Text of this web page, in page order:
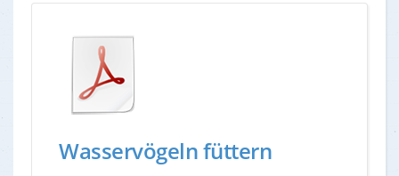
Wasservögeln füttern